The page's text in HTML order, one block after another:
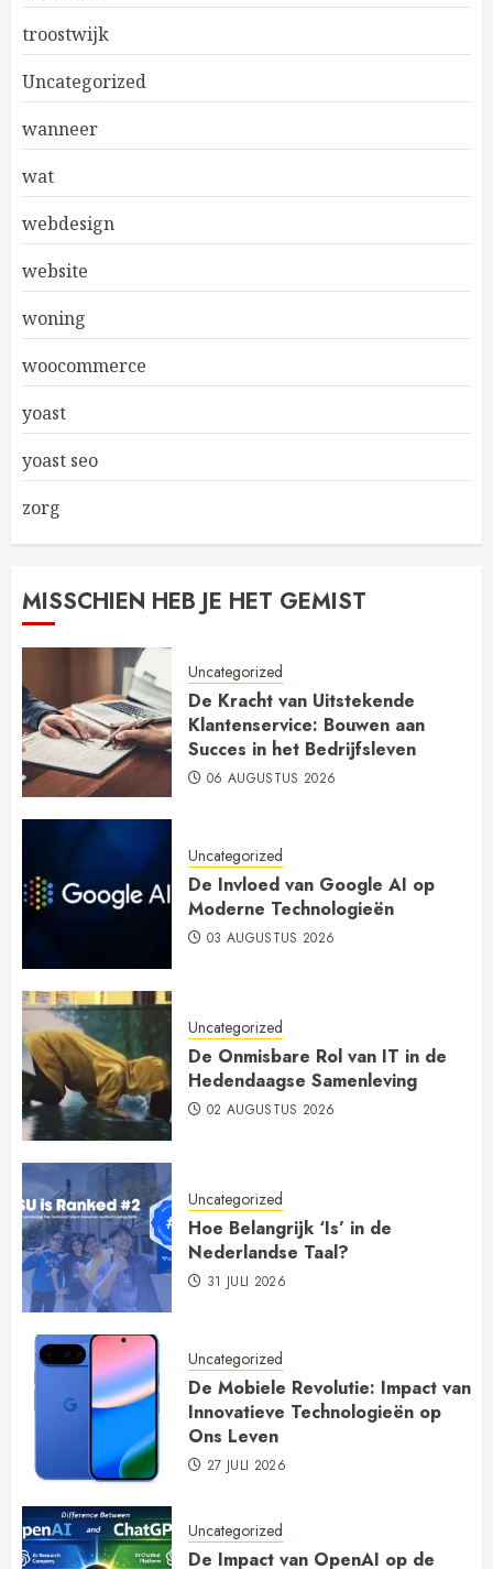
troostwijk
Uncategorized
wanneer
wat
webdesign
website
woning
woocommerce
yoast
yoast seo
zorg
MISSCHIEN HEB JE HET GEMIST
Uncategorized
De Kracht van Uitstekende
Klantenservice: Bouwen aan
Succes in het Bedrijfsleven
06 AUGUSTUS 2026
Uncategorized
De Invloed van Google AI op
Moderne Technologieën
03 AUGUSTUS 2026
Uncategorized
De Onmisbare Rol van IT in de
Hedendaagse Samenleving
02 AUGUSTUS 2026
Uncategorized
Hoe Belangrijk ‘Is’ in de
Nederlandse Taal?
31 JULI 2026
Uncategorized
De Mobiele Revolutie: Impact van
Innovatieve Technologieën op
Ons Leven
27 JULI 2026
Uncategorized
De Impact van OpenAI op de